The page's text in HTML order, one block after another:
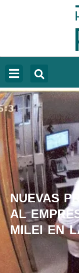
NUEVAS
AL
MILEI EN